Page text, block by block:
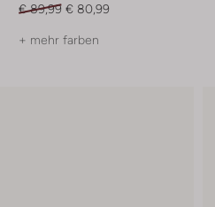
€ 89,99 € 80,99
+ mehr farben